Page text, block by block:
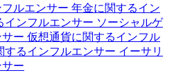
ルエンサー 年金に関するイン
インフルエンサー ソーシャルゲ
ー 仮想通貨に関するインフル
するインフルエンサー イーサリ
ー